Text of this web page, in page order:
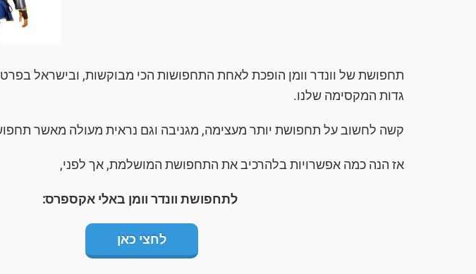
תחפושת של וונדר וומן הופכת לאחת התחפושות הכי מבוקשות, ובישראל
גדות המקסימה שלנו.
קשה לחשוב על תחפושת יותר מעצימה, מגניבה וגם נראית מעולה מאשר
אז הנה כמה אפשרויות בלהרכיב את התחפושת המושלמת, אך לפני,
לתחפושת וונדר וומן באלי אקספרס:
לחצי כאן